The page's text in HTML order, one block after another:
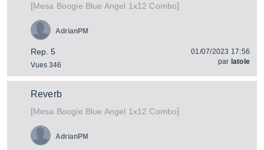
[Mesa Boogie Blue Angel 1x12 Combo]
Rep. 5
Vues 346
AdrianPM
01/07/2023 17:56
par latole
Reverb
[Mesa Boogie Blue Angel 1x12 Combo]
AdrianPM